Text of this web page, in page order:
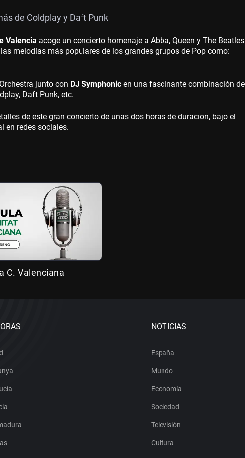
de Coldplay y Daft Punk
Valencia acoge un concierto homenaje a Abba, Queen y The Beatles
melodías más populares de los grandes grupos de Pop como:
junto con DJ Symphonic en una fascinante combinación de
Daft Punk, etc.
de este gran concierto de unas dos horas de duración, bajo el
en redes sociales.
C. Valenciana
NOTICIAS
España
Mundo
Economía
Sociedad
Televisión
Cultura